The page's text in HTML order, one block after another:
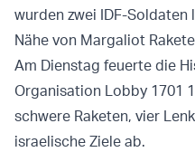
wurden zwei IDF-
Nähe von Margaliot
Am Dienstag feuerte die
Organisation Lobby 1701
schwere Raketen, vier
israelische Ziele ab.